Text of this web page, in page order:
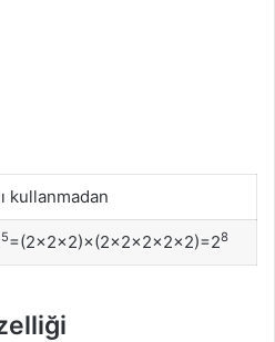
kullanmadan
5=(2×2×2)×(2×2×2×2×2)=28